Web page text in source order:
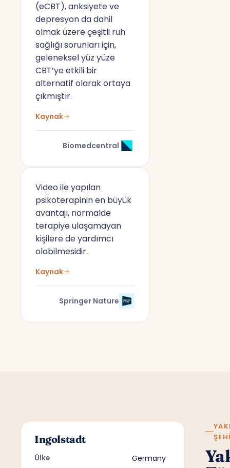
(eCBT), anksiyete ve
depresyon da dahil
olmak üzere çeşitli ruh
sağlığı sorunları için,
geleneksel yüz yüze
CBT’ye etkili bir
alternatif olarak ortaya
çıkmıştır.
Kaynak
Biomedcentral
Video ile yapılan
psikoterapinin en büyük
avantajı, normalde
terapiye ulaşamayan
kişilere de yardımcı
olabilmesidir.
Kaynak
Springer Nature
Ingolstadt
Ülke Germany